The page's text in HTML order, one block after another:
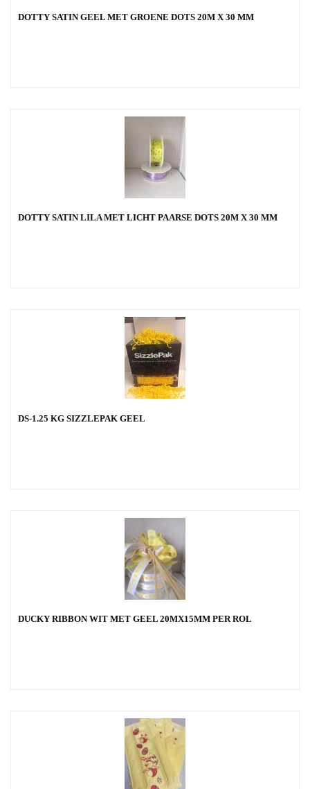
DOTTY SATIN GEEL MET GROENE DOTS 20M X 30 MM
DOTTY SATIN LILA MET LICHT PAARSE DOTS 20M X 30 MM
DS-1.25 KG SIZZLEPAK GEEL
DUCKY RIBBON WIT MET GEEL 20MX15MM PER ROL